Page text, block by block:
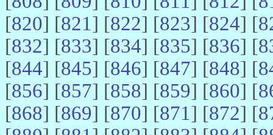
[820] [821] [822] [823] [824] [
[832] [833] [834] [835] [836] [
[844] [845] [846] [847] [848] [
[856] [857] [858] [859] [860] [
[868] [869] [870] [871] [872] [